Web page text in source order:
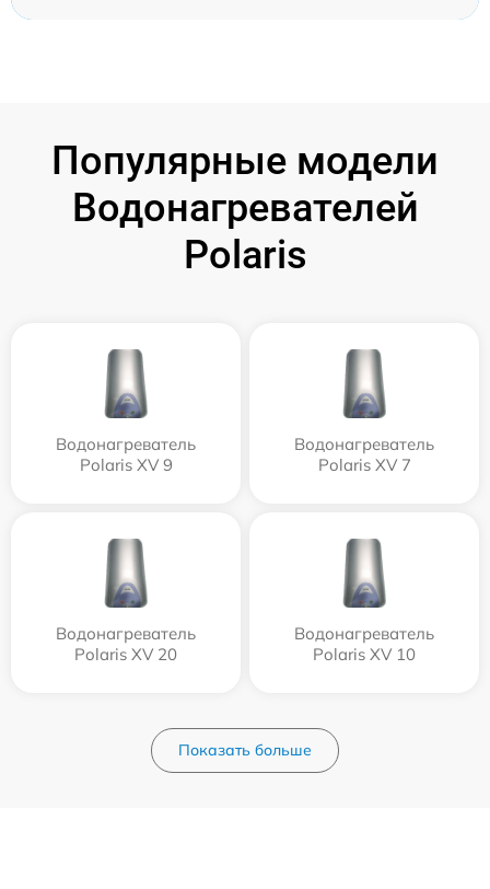
Популярные модели
Водонагревателей
Polaris
Водонагреватель
Polaris XV 9
Водонагреватель
Polaris XV 7
Водонагреватель
Polaris XV 20
Водонагреватель
Polaris XV 10
Показать больше